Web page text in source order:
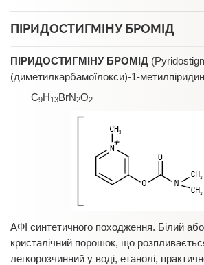
ПІРИДОСТИГМІНУ БРОМІД
ПІРИДОСТИГМІНУ БРОМІД
(диметилкарбамоїлокси)-1-
C9H13BrN2O2 Мол. м.
АФІ синтетичного походження. Білий
кристалічний порошок, що
легкорозчинний у воді, етанолі,